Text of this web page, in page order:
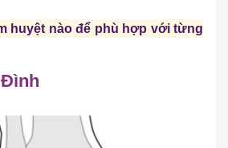
huyệt nào để phù hợp với từng